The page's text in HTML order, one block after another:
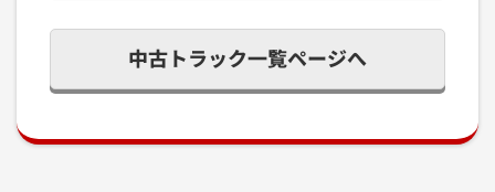
中古トラック一覧ページへ